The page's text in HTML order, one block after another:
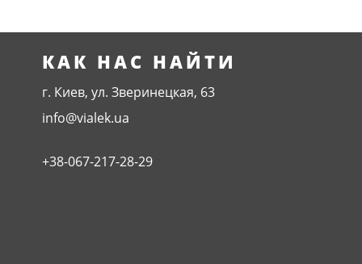
КАК НАС НАЙТИ
г. Киев, ул. Зверинецкая, 63
info@vialek.ua
+38-067-217-28-29